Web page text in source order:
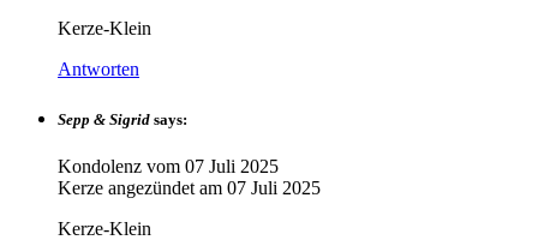
Kerze-Klein
Antworten
Sepp & Sigrid says:
Kondolenz vom 07 Juli 2025
Kerze angezündet am 07 Juli 2025
Kerze-Klein